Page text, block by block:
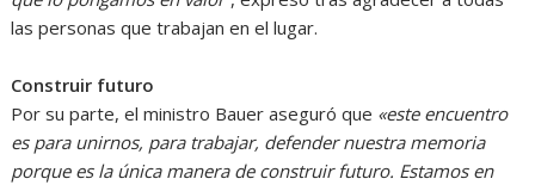
las personas que trabajan en el lugar.
Construir futuro
Por su parte, el ministro Bauer aseguró que «este encuentro
es para unirnos, para trabajar, defender nuestra memoria
porque es la única manera de construir futuro. Estamos en